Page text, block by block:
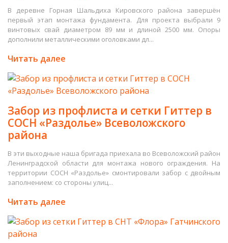
В деревне Горная Шальдиха Кировского района завершён
первый этап монтажа фундамента. Для проекта выбрали 9
винтовых свай диаметром 89 мм и длиной 2500 мм. Опоры
дополнили металлическими оголовками дл...
Читать далее
Забор из профлиста и сетки Гиттер в
СОСН «Раздолье» Всеволожского
района
В эти выходные наша бригада приехала во Всеволожский район
Ленинградской области для монтажа нового ограждения. На
территории СОСН «Раздолье» смонтировали забор с двойным
заполнением: со стороны улиц...
Читать далее